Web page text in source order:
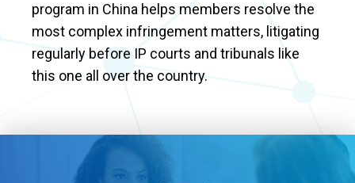
program in China helps members resolve the
most complex infringement matters, litigating
regularly before IP courts and tribunals like
this one all over the country.